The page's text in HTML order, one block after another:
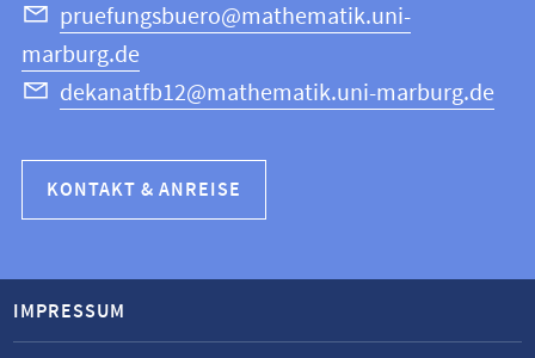
pruefungsbuero@mathematik.uni-
marburg.de
dekanatfb12@mathematik.uni-marburg.de
KONTAKT & ANREISE
IMPRESSUM